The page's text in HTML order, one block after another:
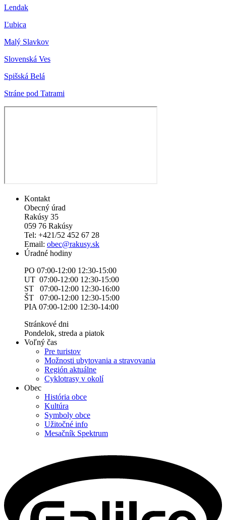
Lendak
Ľubica
Malý Slavkov
Slovenská Ves
Spišská Belá
Stráne pod Tatrami
Kontakt
Obecný úrad
Rakúsy 35
059 76 Rakúsy
Tel: +421/52 452 67 28
Email: obec@rakusy.sk
Úradné hodiny
PO 07:00-12:00 12:30-15:00
UT 07:00-12:00 12:30-15:00
ST 07:00-12:00 12:30-16:00
ŠT 07:00-12:00 12:30-15:00
PIA 07:00-12:00 12:30-14:00
Stránkové dni
Pondelok, streda a piatok
Voľný čas
Pre turistov
Možnosti ubytovania a stravovania
Región aktuálne
Cyklotrasy v okolí
Obec
História obce
Kultúra
Symboly obce
Užitočné info
Mesačník Spektrum